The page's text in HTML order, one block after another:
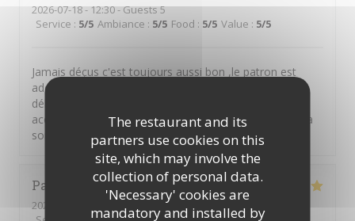
The restaurant and its
partners use cookies on this
site, which may involve the
collection of personal data.
'Necessary' cookies are
mandatory and installed by
2026-07-18- 12:30 - Guests 5
Service : 5/5 Ambiance : 5/5 Food : 5/5 Value : 5/5
Jamais déçus c'est toujours aussi bon ,le patron est
adorable et très serviable,les travers de cochon
délicieux,le saumon. Parfait et toujours des
accompagnements délicats et des sauces sublimes .La
sortie gastronomique parfaite
Patrick
2026-07-10
- 19:45 - Guests 2